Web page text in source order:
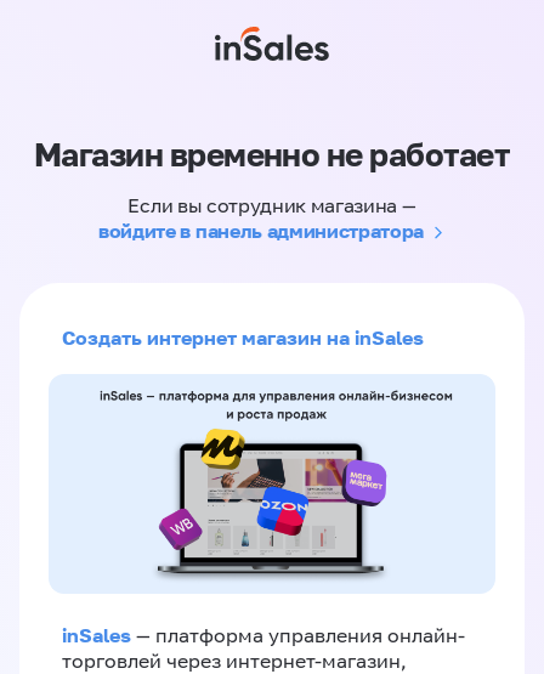
Магазин временно не работает
Если вы сотрудник магазина —
войдите в панель администратора
Создать интернет магазин на inSales
inSales — платформа управления онлайн-
торговлей через интернет-магазин,